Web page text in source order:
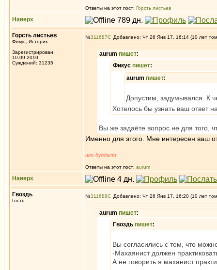
Ответы на этот пост: Горсть листьев
Наверх
Горсть листьев
Фикус, Историк
Зарегистрирован:
10.09.2010
Суждений: 31235
№311687 Добавлено: Чт 26 Янв 17, 16:14 (10 лет
aurum пишет:
Фикус пишет:
aurum пишет:
Допустим, задумывался. К
Хотелось бы узнать ваш ответ
Вы же задаёте вопрос не для того,
Именно для этого. Мне интересен ваш
нео-буддист
Ответы на этот пост: aurum
Наверх
Гвоздь
Гость
№311688 Добавлено: Чт 26 Янв 17, 16:20 (10 лет
aurum пишет:
Гвоздь пишет:
Вы согласились с тем, что
-Махаянист должен
А не говорить я маханист